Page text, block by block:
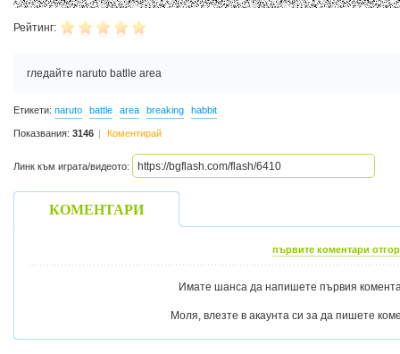
Рейтинг:
гледайте naruto batlle area
Етикети: naruto battle area breaking habbit
Показвания: 3146 Коментирай
Линк към играта/видеото:
КОМЕНТАРИ
първите коментари
Имате шанса да напишете първия
Моля, влезте в акаунта си за да пишете